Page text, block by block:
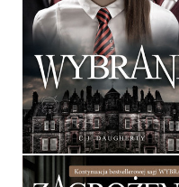
WYBRANI
C.J. DAUGHERTY
OPRAWA MIĘKKA
34,90 ZŁ